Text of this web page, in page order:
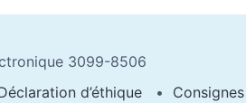
3099-8506
d’éthique